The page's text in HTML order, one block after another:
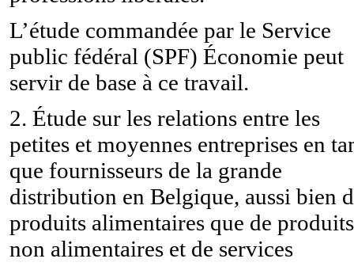
L’étude commandée par le Service
public fédéral (SPF) Économie peut
servir de base à ce travail.
2. Étude sur les relations entre les
petites et moyennes entreprises en
que fournisseurs de la grande
distribution en Belgique, aussi bien
produits alimentaires que de produits
non alimentaires et de services